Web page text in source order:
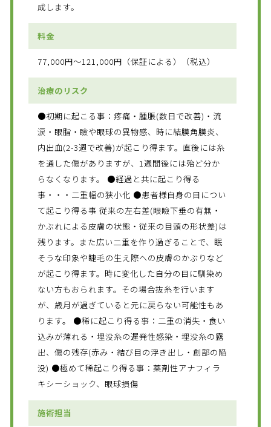
成します。
料金
77,000円～121,000円（保証による）（税込）
治療のリスク
●初期に起こる事：疼痛・腫脹(数日で改善)・流
涙・眼脂・瞼や眼球の異物感、時に結膜角膜炎、
内出血(2-3週で改善)が起こり得ます。直後には糸
を通した傷がありますが、1週間後には殆ど分か
らなくなります。 ●経過と共に起こり得る
事・・・二重幅の狭小化 ●患者様自身の目につい
て起こり得る事 従来の左右差(眼瞼下垂の有無・
かぶれによる皮膚の状態・従来の目頭の形状差)は
残ります。また広い二重を作り過ぎることで、眠
そうな印象や睫毛の生え際への皮膚のかぶりなど
が起こり得ます。時に変化した自分の目に馴染め
ない方もおられます。その場合抜糸を行います
が、歳月が過ぎていると元に戻らない可能性もあ
ります。 ●稀に起こり得る事：二重の消失・食い
込みが薄れる・埋没糸の遅発性感染・埋没糸の露
出、傷の残存(赤み・結び目の浮き出し・創部の陥
没) ●極めて稀起こり得る事：薬剤性アナフィラ
キシーショック、眼球損傷
施術担当